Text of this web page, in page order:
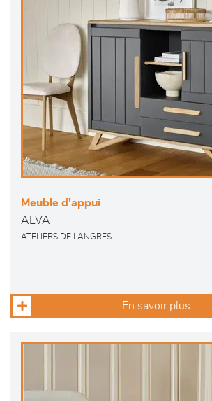
Meuble d'appui
ALVA
ATELIERS DE LANGRES
En savoir plus